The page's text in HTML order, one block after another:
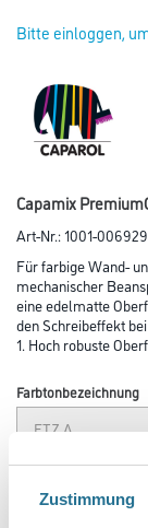
Zustimmung
Bitte einloggen,
Capamix
Art-Nr.:1001-006929
Für farbige Wand-
mechanischer
eine edelmatte
den Schreibeffekt
1. Hoch robuste
Farbtonbezeichnung